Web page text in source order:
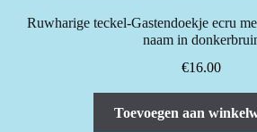
Ruwharige teckel-Gastendoekje ecru
naam in
€16.00
Toevoegen aan